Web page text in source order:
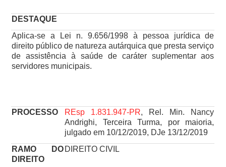
DESTAQUE
Aplica-se a Lei n. 9.656/1998 à pessoa jurídica de
direito público de natureza autárquica que presta serviço
de assistência à saúde de caráter suplementar aos
servidores municipais.
PROCESSO REsp 1.831.947-PR, Rel. Min. Nancy
Andrighi, Terceira Turma, por maioria,
julgado em 10/12/2019, DJe 13/12/2019
RAMO DO
DIREITO
DIREITO CIVIL